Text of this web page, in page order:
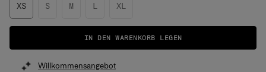
XS S M L XL
IN DEN WARENKORB LEGEN
Willkommensangebot